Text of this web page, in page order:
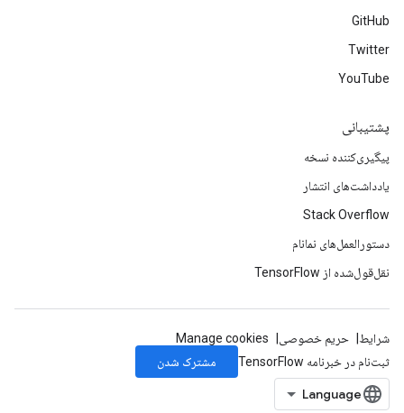
GitHub
Twitter
YouTube
پشتیبانی
پیگیری‌کننده نسخه
یادداشت‌های انتشار
Stack Overflow
دستورالعمل‌های نمانام
نقل‌قول‌شده از TensorFlow
شرایط حریم خصوصی
Manage cookies
ثبت‌نام در خبرنامه TensorFlow
مشترک شدن